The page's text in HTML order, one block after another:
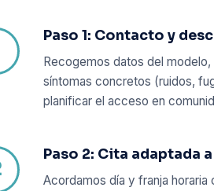
Paso 1: Contacto y
Recogemos datos del
síntomas concretos (ruidos,
planificar el acceso en
Paso 2: Cita adaptada
Acordamos día y franja